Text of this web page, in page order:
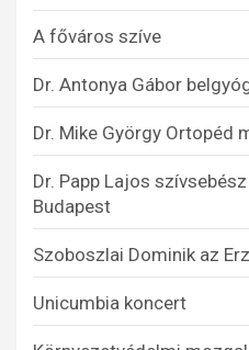
A főváros szíve
Dr. Antonya Gábor
Dr. Mike György Ortopéd
Dr. Papp Lajos
Budapest
Szoboszlai Dominik az
Unicumbia koncert